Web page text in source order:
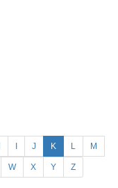
J K L M
W X Y Z